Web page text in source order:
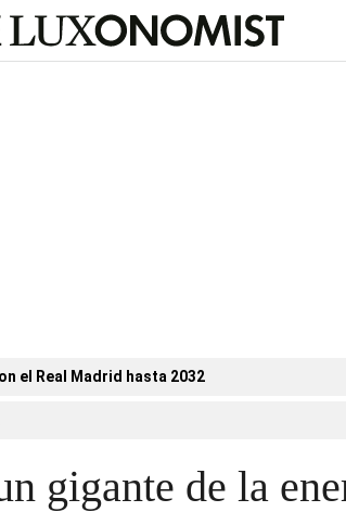
el Real Madrid hasta 2032
gigante de la